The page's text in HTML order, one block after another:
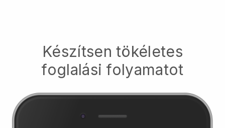
Készítsen tökéletes
foglalási folyamatot